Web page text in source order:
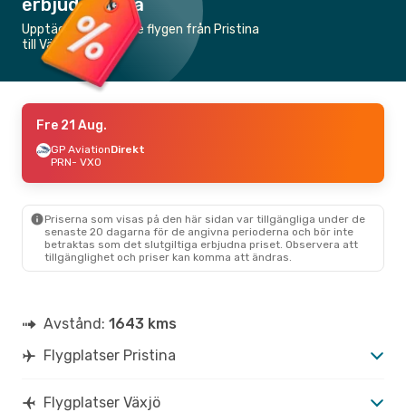
erbjudandena
Upptäck de billigaste flygen från Pristina
till Växjö
Fre 21 Aug.
GP AviationDirekt
PRN- VXO
Priserna som visas på den här sidan var tillgängliga under de
senaste 20 dagarna för de angivna perioderna och bör inte
betraktas som det slutgiltiga erbjudna priset. Observera att
tillgänglighet och priser kan komma att ändras.
Avstånd: 1643 kms
Flygplatser Pristina
Flygplatser Växjö